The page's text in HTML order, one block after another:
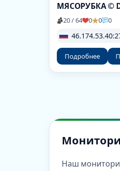
МЯСОРУБКА ©
20 / 64 0 0 0
Подробнее
Наш